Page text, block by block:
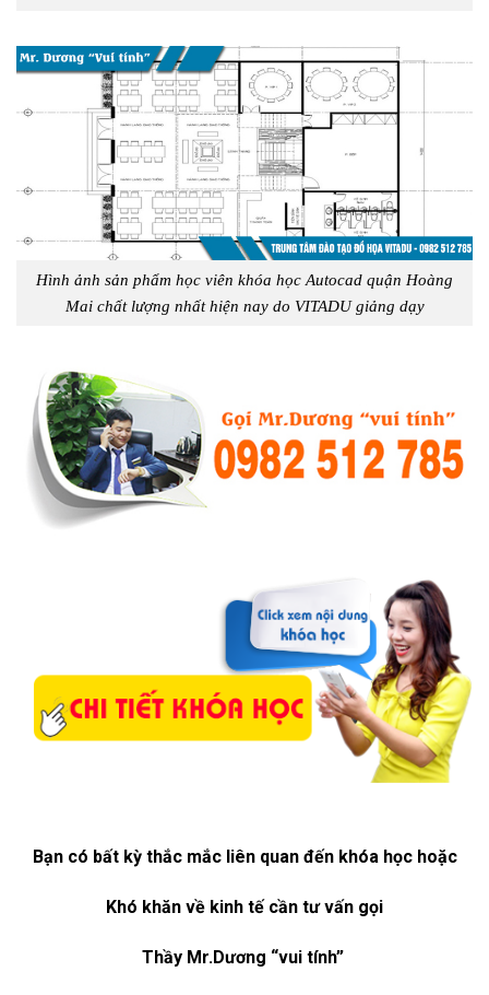
Hình ảnh sản phẩm học viên khóa học Autocad quận Hoàng
Mai chất lượng nhất hiện nay do VITADU giảng dạy
Bạn có bất kỳ thắc mắc liên quan đến khóa học hoặc
Khó khăn về kinh tế cần tư vấn gọi
Thầy Mr.Dương “vui tính”